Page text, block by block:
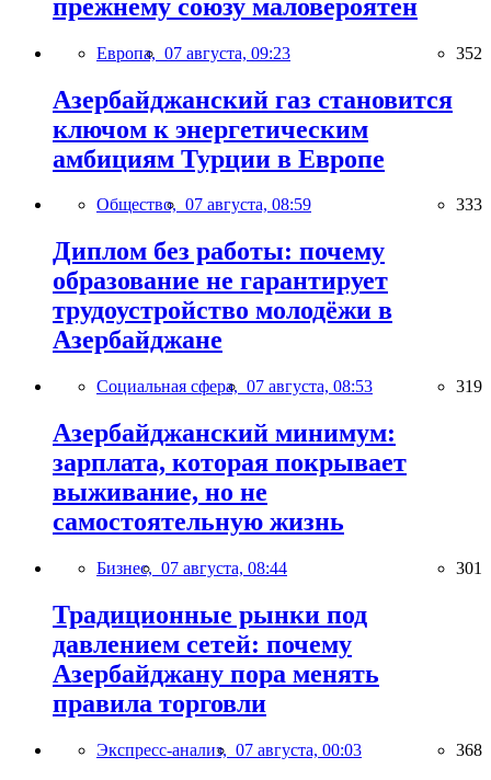
прежнему союзу маловероятен
Европа, 07 августа, 09:23 352
Азербайджанский газ становится
ключом к энергетическим
амбициям Турции в Европе
Общество, 07 августа, 08:59 333
Диплом без работы: почему
образование не гарантирует
трудоустройство молодёжи в
Азербайджане
Социальная сфера, 07 августа, 08:53 319
Азербайджанский минимум:
зарплата, которая покрывает
выживание, но не
самостоятельную жизнь
Бизнес, 07 августа, 08:44 301
Традиционные рынки под
давлением сетей: почему
Азербайджану пора менять
правила торговли
Экспресс-анализ, 07 августа, 00:03 368